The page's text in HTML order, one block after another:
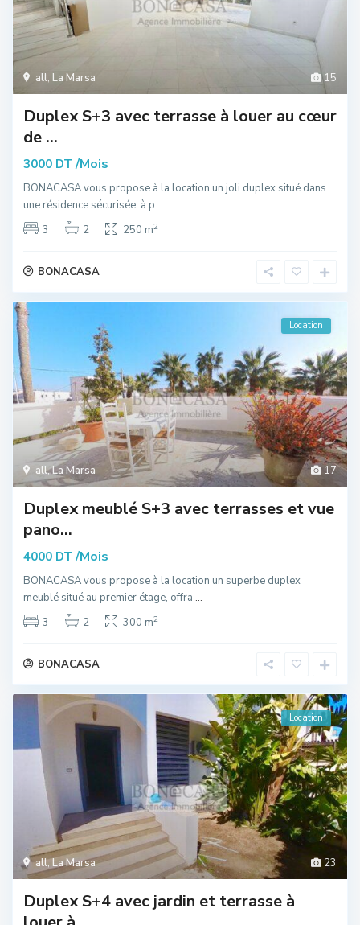
15
all, La Marsa
Duplex S+3 avec terrasse à louer au cœur
de ...
3000 DT /Mois
BONACASA vous propose à la location un joli duplex situé dans
une résidence sécurisée, à p ...
3
2 250 m2
BONACASA
17
all,La Marsa
Location
Duplex meublé S+3 avec terrasses et vue
pano...
4000 DT /Mois
BONACASA vous propose à la location un superbe duplex
meublé situé au premier étage, offra ...
3
2 300 m2
BONACASA
23
all,La Marsa
Location
Duplex S+4 avec jardin et terrasse à